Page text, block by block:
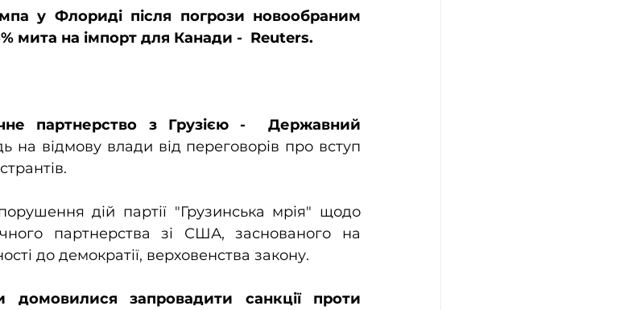
у Флориді після погрози новообраним
мита на імпорт для Канади -  Reuters.
партнерство з Грузією -  Державний
на відмову влади від переговорів про вступ
дій партії "Грузинська мрія" щодо
партнерства зі США, заснованого на
до демократії, верховенства закону.